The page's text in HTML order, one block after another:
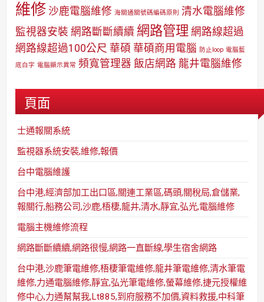
維修 沙鹿電腦維修 海關通關號碼編碼原則 清水電腦維修
監視器安裝 網路斷斷續續 網路管理 網路線超過
網路線超過100公尺 華碩 華碩商用電腦 防止loop 電腦藍
底白字 電腦顯示異常 頻寬管理器 飯店網路 龍井電腦維修
頁面
士通報關系統
監視器系統安裝,維修,報價
台中電腦維護
台中港,經濟部加工出口區,關連工業區,碼頭,關稅局,倉儲業,
報關行,船務公司,沙鹿,梧棲,龍井,清水,靜宜,弘光,電腦維修
電腦主機維修流程
網路斷斷續續,網路很慢,網路一直斷線,學生宿舍網路
台中港,沙鹿筆電維修,梧棲筆電維修,龍井筆電維修,清水筆電
維修,力通電腦維修,靜宜,弘光筆電維修,螢幕維修,捷元授權維
修中心,力通幫幫我,Lt885,到府服務不加價,資料救援,中科筆